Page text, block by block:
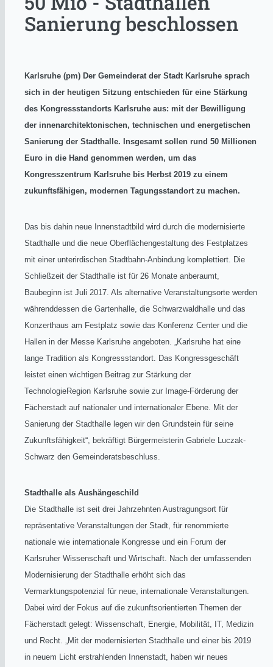
Sanierung beschlossen
Karlsruhe (pm) Der Gemeinderat der Stadt Karlsruhe sprach
sich in der heutigen Sitzung entschieden für eine Stärkung
des Kongressstandorts Karlsruhe aus: mit der Bewilligung
der innenarchitektonischen, technischen und energetischen
Sanierung der Stadthalle. Insgesamt sollen rund 50 Millionen
Euro in die Hand genommen werden, um das
Kongresszentrum Karlsruhe bis Herbst 2019 zu einem
zukunftsfähigen, modernen Tagungsstandort zu machen.
Das bis dahin neue Innenstadtbild wird durch die modernisierte
Stadthalle und die neue Oberflächengestaltung des Festplatzes
mit einer unterirdischen Stadtbahn-Anbindung komplettiert. Die
Schließzeit der Stadthalle ist für 26 Monate anberaumt,
Baubeginn ist Juli 2017. Als alternative Veranstaltungsorte werden
währenddessen die Gartenhalle, die Schwarzwaldhalle und das
Konzerthaus am Festplatz sowie das Konferenz Center und die
Hallen in der Messe Karlsruhe angeboten. „Karlsruhe hat eine
lange Tradition als Kongressstandort. Das Kongressgeschäft
leistet einen wichtigen Beitrag zur Stärkung der
TechnologieRegion Karlsruhe sowie zur Image-Förderung der
Fächerstadt auf nationaler und internationaler Ebene. Mit der
Sanierung der Stadthalle legen wir den Grundstein für seine
Zukunftsfähigkeit“, bekräftigt Bürgermeisterin Gabriele Luczak-
Schwarz den Gemeinderatsbeschluss.
Stadthalle als Aushängeschild
Die Stadthalle ist seit drei Jahrzehnten Austragungsort für
repräsentative Veranstaltungen der Stadt, für renommierte
nationale wie internationale Kongresse und ein Forum der
Karlsruher Wissenschaft und Wirtschaft. Nach der umfassenden
Modernisierung der Stadthalle erhöht sich das
Vermarktungspotenzial für neue, internationale Veranstaltungen.
Dabei wird der Fokus auf die zukunftsorientierten Themen der
Fächerstadt gelegt: Wissenschaft, Energie, Mobilität, IT, Medizin
und Recht. „Mit der modernisierten Stadthalle und einer bis 2019
in neuem Licht erstrahlenden Innenstadt, haben wir neues